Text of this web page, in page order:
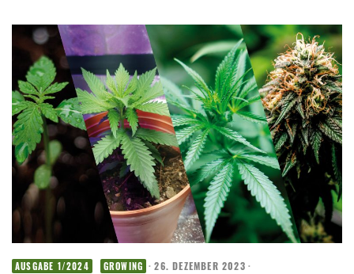
AUSGABE 1/2024 GROWING · 26. DEZEMBER 2023 ·